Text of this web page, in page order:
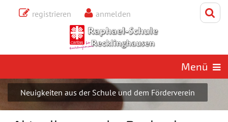
registrieren anmelden
Menü
Freitag, 7. August 2026
Aktuelles aus der Raphael-
Neuigkeiten aus der Schule und dem Förderverein